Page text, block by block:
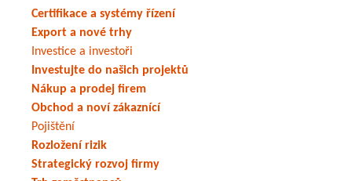
Certifikace a systémy řízení
Export a nové trhy
Investice a investoři
Investujte do našich projektů
Nákup a prodej firem
Obchod a noví zákaznící
Pojištění
Rozložení rizik
Strategický rozvoj firmy